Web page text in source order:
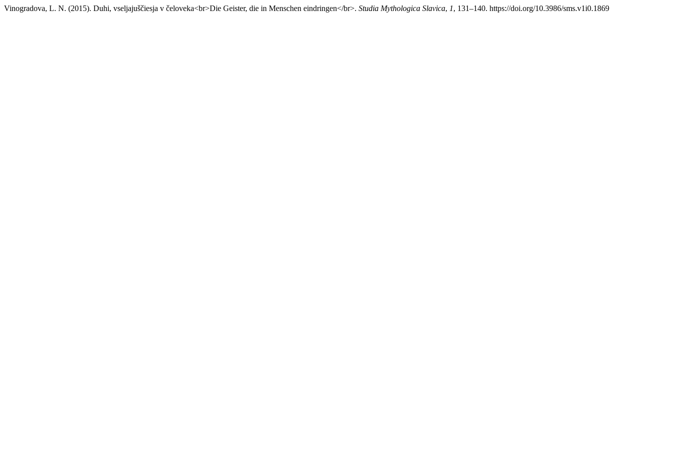
Vinogradova, L. N. (2015). Duhi, vseljajuščiesja v čeloveka<br>Die Geister, die in Menschen eindringen</br>. Studia Mythologica Slavica, 1, 131–140. https://doi.org/10.3986/sms.v1i0.1869